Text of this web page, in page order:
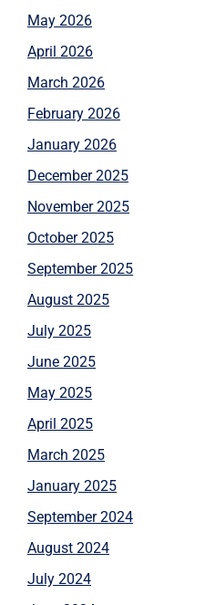
May 2026
April 2026
March 2026
February 2026
January 2026
December 2025
November 2025
October 2025
September 2025
August 2025
July 2025
June 2025
May 2025
April 2025
March 2025
January 2025
September 2024
August 2024
July 2024